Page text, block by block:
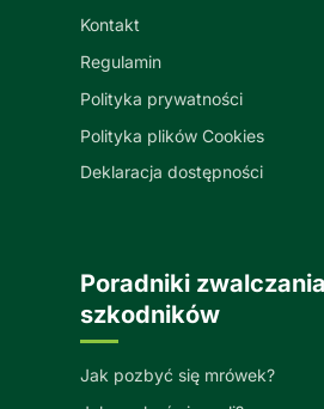
Kontakt
Regulamin
Polityka prywatności
Polityka plików Cookies
Deklaracja dostępności
Poradniki zwalczania
szkodników
Jak pozbyć się mrówek?